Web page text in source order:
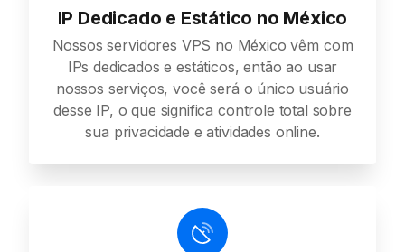
IP Dedicado e Estático no México
Nossos servidores VPS no México vêm com
IPs dedicados e estáticos, então ao usar
nossos serviços, você será o único usuário
desse IP, o que significa controle total sobre
sua privacidade e atividades online.